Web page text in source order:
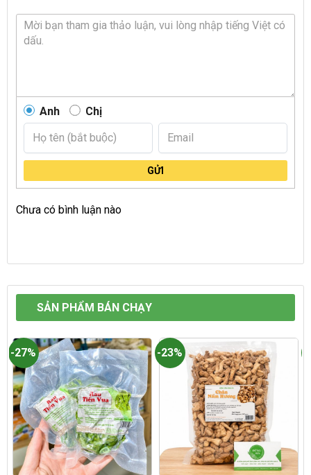
Anh Chị
GỬI
Chưa có bình luận nào
SẢN PHẨM BÁN CHẠY
-27% -23%